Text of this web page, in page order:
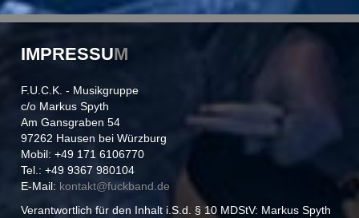
IMPRESSUM
F.U.C.K. - Musikgruppe
c/o Markus Spyth
Am Gansgraben 54
97262 Hausen bei Würzburg
Mobil: +49 171 6106770
Tel.: +49 9367 980104
E-Mail: kontakt@fuckband.de
Verantwortlich für den Inhalt i.S.d. § 10 MDStV: Markus Spyth